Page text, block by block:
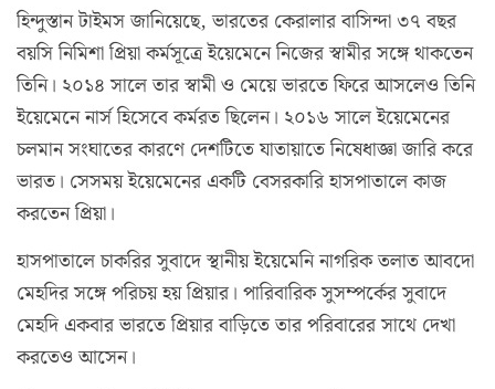
হিন্দুস্তান টাইমস জানিয়েছে, ভারতের কেরালার বাসিন্দা ৩৭ বছর
বয়সি নিমিশা প্রিয়া কর্মসূত্রে ইয়েমেনে নিজের স্বামীর সঙ্গে থাকতেন
তিনি। ২০১৪ সালে তার স্বামী ও মেয়ে ভারতে ফিরে আসলেও তিনি
ইয়েমেনে নার্স হিসেবে কর্মরত ছিলেন। ২০১৬ সালে ইয়েমেনের
চলমান সংঘাতের কারণে দেশটিতে যাতায়াতে নিষেধাজ্ঞা জারি করে
ভারত। সেসময় ইয়েমেনের একটি বেসরকারি হাসপাতালে কাজ
করতেন প্রিয়া।
হাসপাতালে চাকরির সুবাদে স্থানীয় ইয়েমেনি নাগরিক তলাত আবদো
মেহদির সঙ্গে পরিচয় হয় প্রিয়ার। পারিবারিক সুসম্পর্কের সুবাদে
মেহদি একবার ভারতে প্রিয়ার বাড়িতে তার পরিবারের সাথে দেখা
করতেও আসেন।